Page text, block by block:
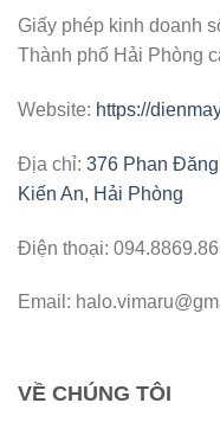
Giấy phép kinh doanh
Thành phố Hải Phòng
Website: https://
Địa chỉ: 376 Phan
Kiến An, Hải Phòng
Điện thoại:
Email:
VỀ CHÚNG TÔI